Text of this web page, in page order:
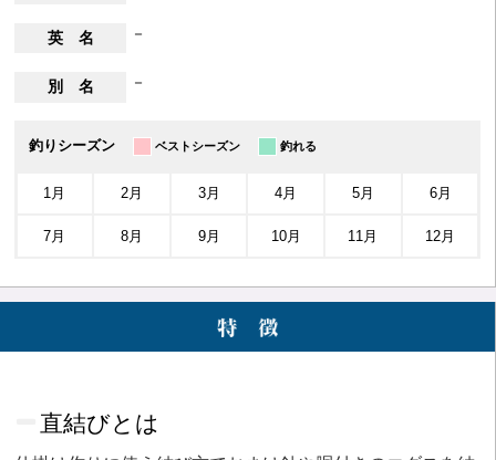
英 名 －
別 名 －
釣りシーズン ベストシーズン 釣れる
1月 2月 3月 4月 5月 6月
7月 8月 9月 10月 11月 12月
直結びとは